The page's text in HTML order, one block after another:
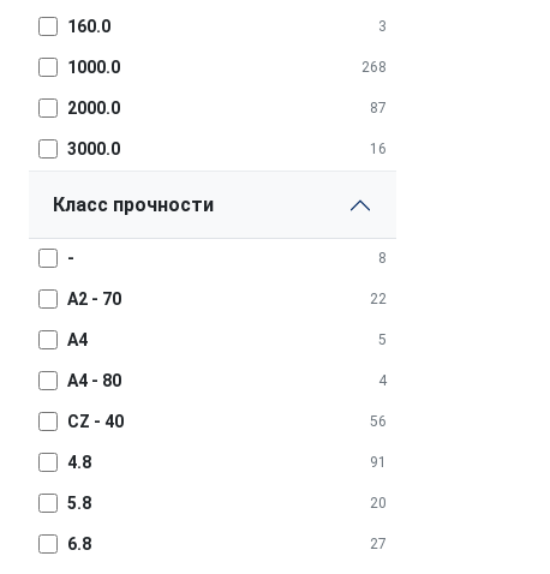
160.0 3
1000.0 268
2000.0 87
3000.0 16
Класс прочности
- 8
A2 - 70 22
A4 5
A4 - 80 4
CZ - 40 56
4.8 91
5.8 20
6.8 27